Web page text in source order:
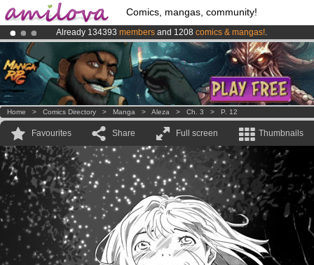
Comics, mangas, community!
Already 134393 members and 1208 comics & mangas!.
Premium membership from3.95 eurosper month !Get membership
AmilovaKickstarter is now LIVE!.
Home > Comics Directory > Manga > Aleza > Ch. 3 > P. 12
Favourites Share Full screen Thumbnails